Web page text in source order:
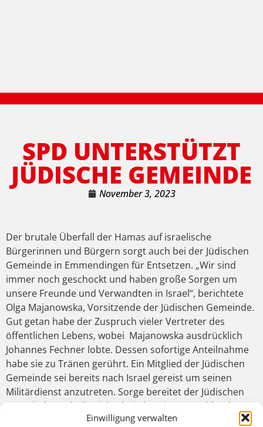
Einwilligung verwalten
SPD UNTERSTÜTZT
JÜDISCHE GEMEINDE
November 3, 2023
Der brutale Überfall der Hamas auf israelische
Bürgerinnen und Bürgern sorgt auch bei der Jüdischen
Gemeinde in Emmendingen für Entsetzen. „Wir sind
immer noch geschockt und haben große Sorgen um
unsere Freunde und Verwandten in Israel“, berichtete
Olga Majanowska, Vorsitzende der Jüdischen Gemeinde.
Gut getan habe der Zuspruch vieler Vertreter des
öffentlichen Lebens, wobei Majanowska ausdrücklich
Johannes Fechner lobte. Dessen sofortige Anteilnahme
habe sie zu Tränen gerührt. Ein Mitglied der Jüdischen
Gemeinde sei bereits nach Israel gereist um seinen
Militärdienst anzutreten. Sorge bereitet der Jüdischen
Gemeinde auch die Sicherheitslage in Deutschland. Zwar
gebe es erfreulicherweise keine unmittelbaren Attacken